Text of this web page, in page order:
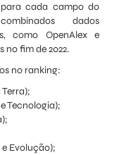
cada campo do
dados
como OpenAlex e
no fim de 2022.
no ranking:
Tecnologia);
Evolução);